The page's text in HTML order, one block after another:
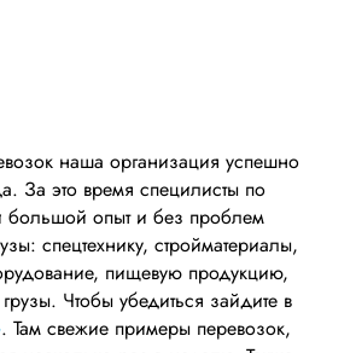
наша организация успешно
За это время специлисты по
большой опыт и без проблем
спецтехнику, стройматериалы,
пищевую продукцию,
Чтобы убедиться зайдите в
. Там свежие примеры перевозок,